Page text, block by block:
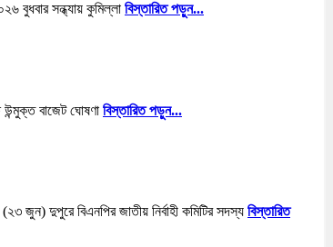
বুধবার সন্ধ্যায় কুমিল্লা বিস্তারিত পড়ুন...
বাজেট ঘোষণা বিস্তারিত পড়ুন...
জুন) দুপুরে বিএনপির জাতীয় নির্বাহী কমিটির সদস্য বিস্তারিত